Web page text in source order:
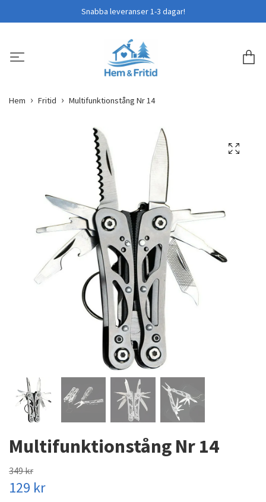
Snabba leveranser 1-3 dagar!
Hem Fritid Multifunktionstång Nr 14
Multifunktionstång Nr 14
349 kr
129 kr